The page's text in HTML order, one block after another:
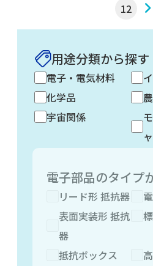
12
用途分類から探す
電子・電気材料
化学品
宇宙関係
電子部品のタイプ
リード形 抵抗器
表面実装形 抵抗
器
抵抗ボックス